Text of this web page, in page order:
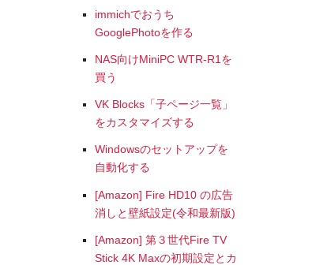
immichでおうち
GooglePhotoを作る
NAS向けMiniPC WTR-R1を
買う
VK Blocks「子ページ一覧」
をカスタマイズする
Windowsのセットアップを
自動化する
[Amazon] Fire HD10 の広告
消しと壁紙設定(令和最新版)
[Amazon] 第３世代Fire TV
Stick 4K Maxの初期設定とカ